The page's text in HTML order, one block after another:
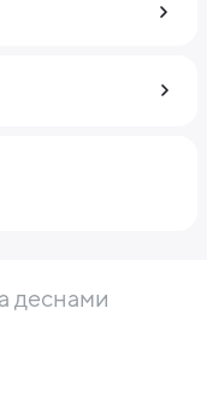
деснами